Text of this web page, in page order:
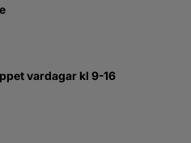
vardagar kl 9-16